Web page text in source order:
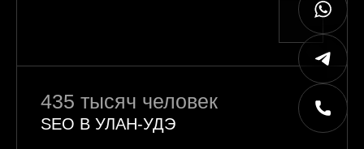
435 тысяч человек
SEO В УЛАН-УДЭ